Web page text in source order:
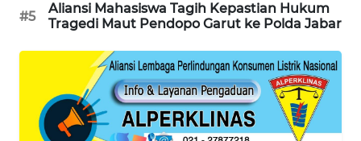
#5
Aliansi Mahasiswa Tagih Kepastian Hukum
Tragedi Maut Pendopo Garut ke Polda Jabar
NEWS
ANUGERAH
AKHLAK
ID